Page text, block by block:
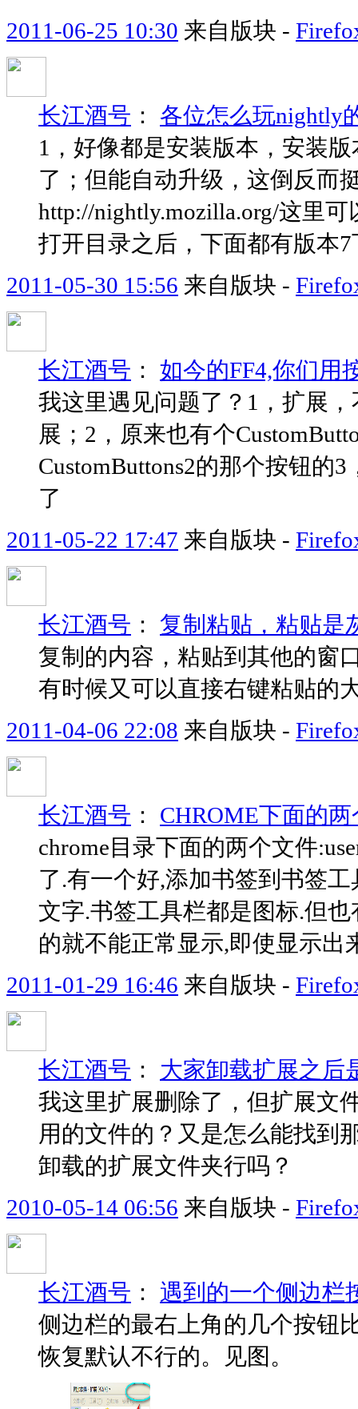
2011-06-25 10:30 来自版块 -
长江酒号 ： 各位怎么玩nightly
1，好像都是安装版本，安装
了；但能自动升级，这倒反而
http://nightly.mozilla.org/这里
打开目录之后，下面都有版本
2011-05-30 15:56 来自版块 -
长江酒号 ： 如今的FF4,你们用
我这里遇见问题了？1，扩展
展；2，原来也有个
CustomButtons2的那个按钮的
了
2011-05-22 17:47 来自版块 -
长江酒号 ： 复制粘贴，粘贴是
复制的内容，粘贴到其他的窗
有时候又可以直接右键粘贴的
2011-04-06 22:08 来自版块 -
长江酒号 ： CHROME下面的
chrome目录下面的两个文件
了.有一个好,添加书签到书签
文字.书签工具栏都是图标.但
的就不能正常显示,即使显示出
2011-01-29 16:46 来自版块 -
长江酒号 ： 大家卸载扩展之后
我这里扩展删除了，但扩展文
用的文件的？又是怎么能找到
卸载的扩展文件夹行吗？
2010-05-14 06:56 来自版块 -
长江酒号 ： 遇到的一个侧边栏
侧边栏的最右上角的几个按钮
恢复默认不行的。见图。